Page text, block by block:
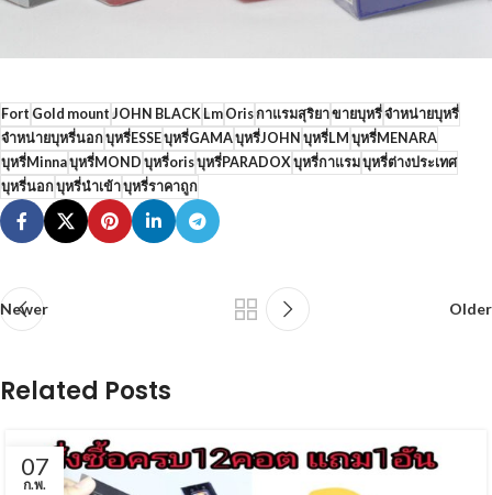
Fort Gold mount JOHN BLACKLmOrisกาแรมสุริยาขายบุหรี่จำหน่ายบุหรี่
จำหน่ายบุหรี่นอกบุหรี่ESSEบุหรี่GAMAบุหรี่JOHN บุหรี่LM บุหรี่MENARA
บุหรี่Minnaบุหรี่MOND บุหรี่orisบุหรี่PARADOXบุหรี่กาแรมบุหรี่ต่างประเทศ
บุหรี่นอกบุหรี่นำเข้าบุหรี่ราคาถูก
Newer Older
Related Posts
07
ก.พ.